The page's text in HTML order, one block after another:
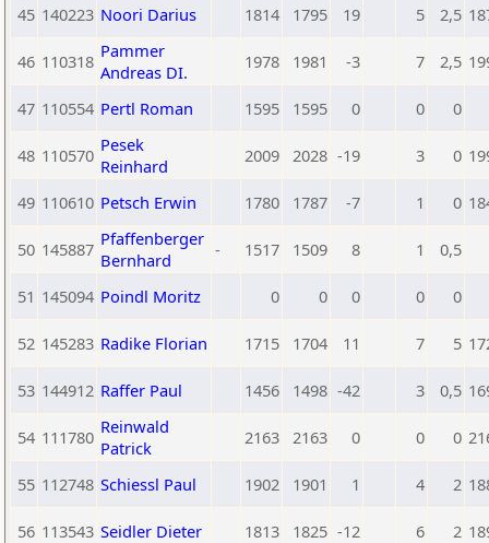
45 140223 Noori Darius 1814 1795 19 5 2,5
46 110318 Pammer
Andreas DI.
1978 1981 -3 7 2,5
47 110554 Pertl Roman 1595 1595 0 0 0
48 110570 Pesek
Reinhard
2009 2028 -19 3 0
49 110610 Petsch Erwin 1780 1787 -7 1 0
50 145887 Pfaffenberger
Bernhard
- 1517 1509 8 1 0,5
51 145094 Poindl Moritz 0 0 0 0 0
52 145283 Radike Florian 1715 1704 11 7 5
53 144912 Raffer Paul 1456 1498 -42 3 0,5
54 111780 Reinwald
Patrick
2163 2163 0 0 0
55 112748 Schiessl Paul 1902 1901 1 4 2
56 113543 Seidler Dieter 1813 1825 -12 6 2